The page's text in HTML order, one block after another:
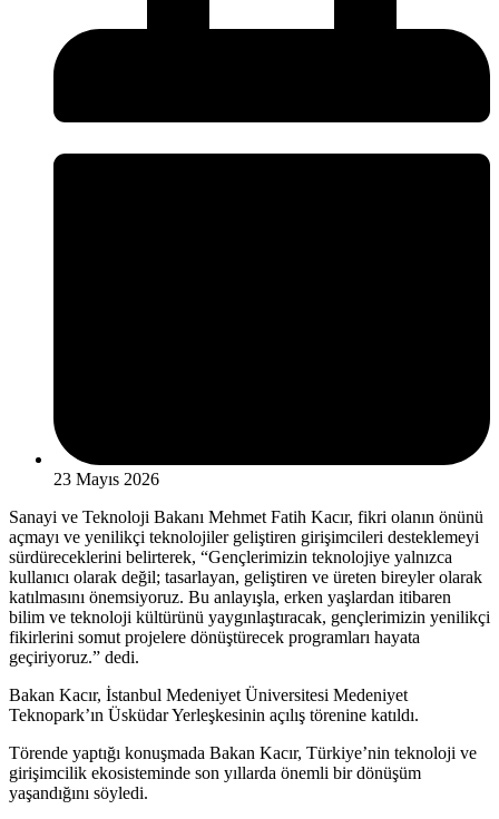
23 Mayıs 2026
Sanayi ve Teknoloji Bakanı Mehmet Fatih Kacır, fikri olanın önünü
açmayı ve yenilikçi teknolojiler geliştiren girişimcileri desteklemeyi
sürdüreceklerini belirterek, “Gençlerimizin teknolojiye yalnızca
kullanıcı olarak değil; tasarlayan, geliştiren ve üreten bireyler olarak
katılmasını önemsiyoruz. Bu anlayışla, erken yaşlardan itibaren
bilim ve teknoloji kültürünü yaygınlaştıracak, gençlerimizin yenilikçi
fikirlerini somut projelere dönüştürecek programları hayata
geçiriyoruz.” dedi.
Bakan Kacır, İstanbul Medeniyet Üniversitesi Medeniyet
Teknopark’ın Üsküdar Yerleşkesinin açılış törenine katıldı.
Törende yaptığı konuşmada Bakan Kacır, Türkiye’nin teknoloji ve
girişimcilik ekosisteminde son yıllarda önemli bir dönüşüm
yaşandığını söyledi.